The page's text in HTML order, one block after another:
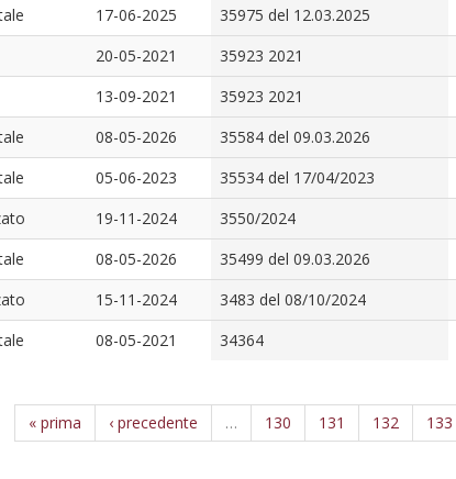
17-06-2025 35975 del 12.03.2025
20-05-2021 35923 2021
13-09-2021 35923 2021
08-05-2026 35584 del 09.03.2026
05-06-2023 35534 del 17/04/2023
19-11-2024 3550/2024
08-05-2026 35499 del 09.03.2026
15-11-2024 3483 del 08/10/2024
08-05-2021 34364
« prima ‹ precedente … 130 131 132 133